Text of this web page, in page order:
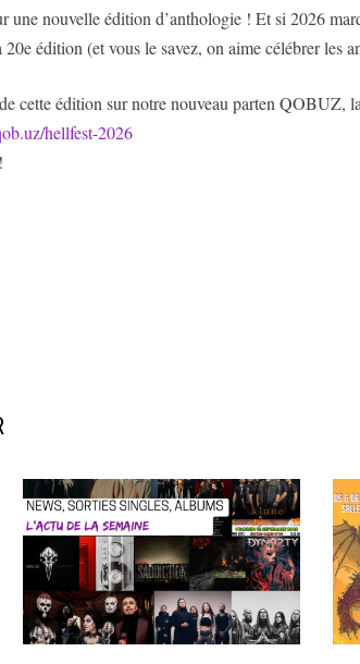
une nouvelle édition d’anthologie ! Et si 2026
20e édition (et vous le savez, on aime célébrer les
cette édition sur notre nouveau parten QOBUZ,
hellfest-2026